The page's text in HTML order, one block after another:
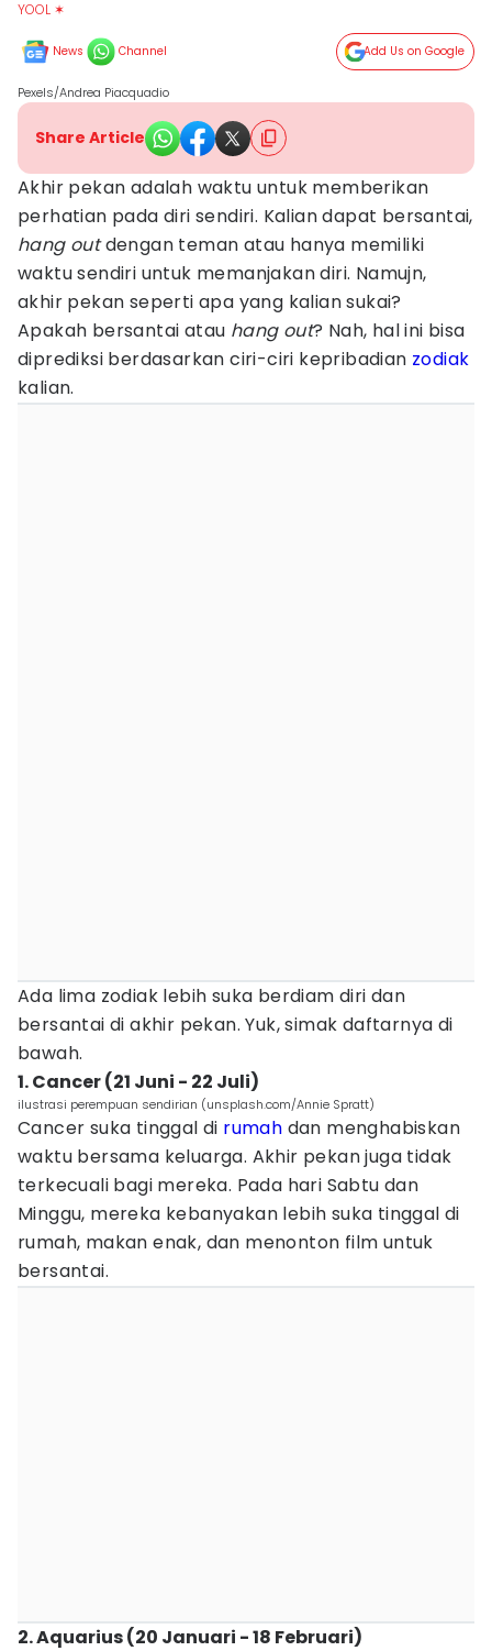
YOOL ✶
News Channel Add Us on Google
Pexels/Andrea Piacquadio
Share Article
Akhir pekan adalah waktu untuk memberikan
perhatian pada diri sendiri. Kalian dapat bersantai,
hang outdengan teman atau hanya memiliki
waktu sendiri untuk memanjakan diri. Namujn,
akhir pekan seperti apa yang kalian sukai?
Apakah bersantai atau hang out? Nah, hal ini bisa
diprediksi berdasarkan ciri-ciri kepribadian zodiak
kalian.
Ada lima zodiak lebih suka berdiam diri dan
bersantai di akhir pekan. Yuk, simak daftarnya di
bawah.
1. Cancer (21 Juni - 22 Juli)
ilustrasi perempuan sendirian (unsplash.com/Annie Spratt)
Cancer suka tinggal di rumah dan menghabiskan
waktu bersama keluarga. Akhir pekan juga tidak
terkecuali bagi mereka. Pada hari Sabtu dan
Minggu, mereka kebanyakan lebih suka tinggal di
rumah, makan enak, dan menonton film untuk
bersantai.
2. Aquarius (20 Januari - 18 Februari)